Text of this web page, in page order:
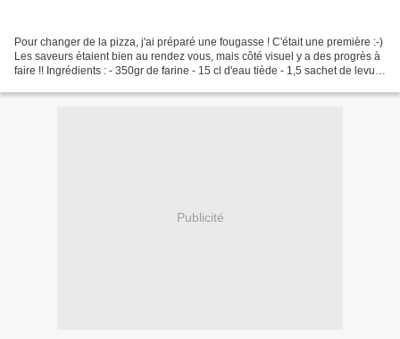
Pour changer de la pizza, j'ai préparé une fougasse ! C'était une première :-)
Les saveurs étaient bien au rendez vous, mais côté visuel y a des progrès à
faire !! Ingrédients : - 350gr de farine - 15 cl d'eau tiède - 1,5 sachet de levure
Publicité